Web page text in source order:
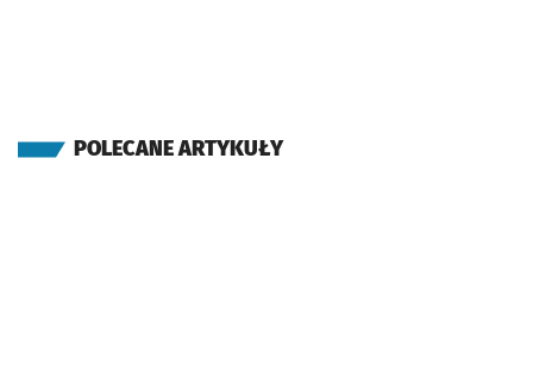
POLECANE ARTYKUŁY